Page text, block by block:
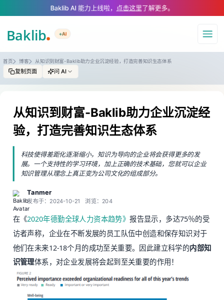
A Markdown version of this page is available at https://
Baklib AI 能力上线啦， 点击这里了解更多。
+AI
导航
首页 博客 从知识到财富-Baklib助力企业沉淀经验，打造完善知识生态体系
复制页面 问 AI
从知识到财富-Baklib助力企业沉淀经
验，打造完善知识生态体系
科技使得差距化逐渐缩小，知识为导向的企业将会获得更多的发
展。一个支持性的学习环境，加上正确的技术基础，您就可以企业
知识管理从理念上真正变为公司文化的组成部分。
Tanmer
发布于：2024-10-21 浏览：204
在《2020年德勤全球人力资本趋势》报告显示，多达75％的受
访者声称，企业在不断发展的员工队伍中创造和保存知识对于
他们在未来12-18个月的成功至关重要。因此建立科学的内部知
识管理体系，对企业发展将会起到至关重要的作用！